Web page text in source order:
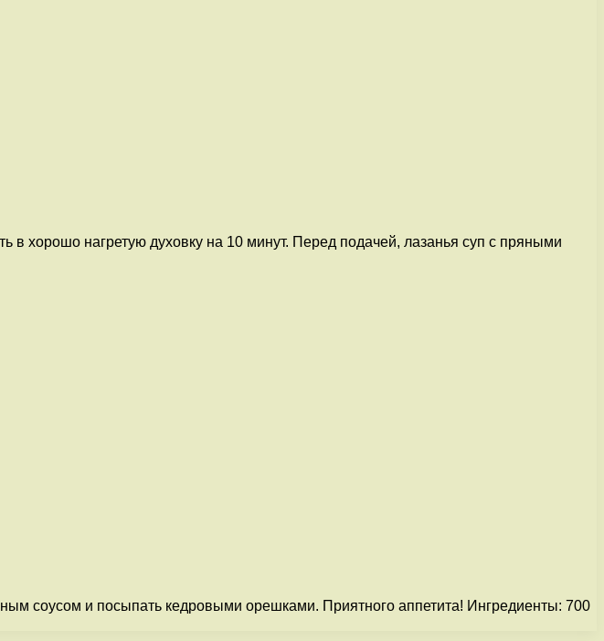
хорошо нагретую духовку на 10 минут. Перед подачей, лазанья суп с пряными
соусом и посыпать кедровыми орешками. Приятного аппетита! Ингредиенты: 700